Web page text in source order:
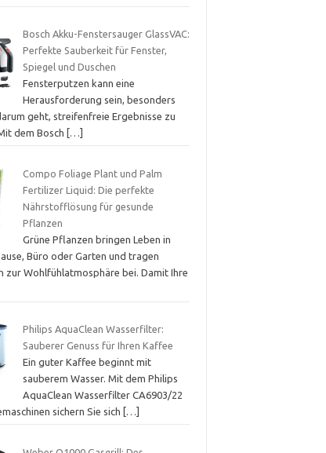
Bosch Akku-Fenstersauger GlassVAC:
Perfekte Sauberkeit für Fenster,
Spiegel und Duschen
Fensterputzen kann eine
Herausforderung sein, besonders
geht, streifenfreie Ergebnisse zu
dem Bosch
[…]
Compo Foliage Plant und Palm
Fertilizer Liquid: Die perfekte
Nährstofflösung für gesunde
Pflanzen
Grüne Pflanzen bringen Leben in
Büro oder Garten und tragen
zur Wohlfühlatmosphäre bei. Damit Ihre
Philips AquaClean Wasserfilter:
Sauberer Genuss für Ihren Kaffee
Ein guter Kaffee beginnt mit
sauberem Wasser. Mit dem Philips
AquaClean Wasserfilter CA6903/22
sichern Sie sich
[…]